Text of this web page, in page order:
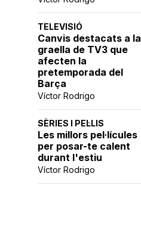
TELEVISIÓ
Canvis destacats a la
graella de TV3 que
afecten la
pretemporada del
Barça
Víctor Rodrigo
SÈRIES I PEL·LIS
Les millors pel·lícules
per posar-te calent
durant l'estiu
Víctor Rodrigo